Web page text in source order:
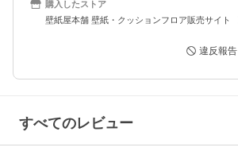
購入したストア
壁紙屋本舗 壁紙・クッションフロア販売サイト
違反報告
すべてのレビュー